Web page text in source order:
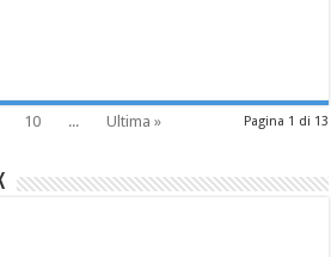
Pagina 1 di 13
10 ... Ultima »